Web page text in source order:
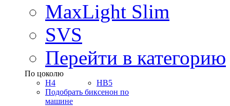
MaxLight Slim
SVS
Перейти в категорию
По цоколю
H4
HB5
Подобрать биксенон по
машине